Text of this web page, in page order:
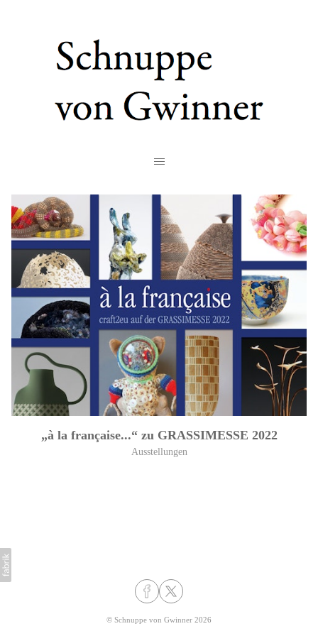
„à la française...“ zu GRASSIMESSE 2022
Ausstellungen
© Schnuppe von Gwinner 2026